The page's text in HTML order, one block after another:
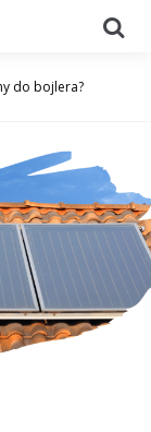
do bojlera?